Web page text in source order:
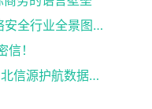
持续多年登榜安全牛《中国网络安全行业全景图》 北信源46项细分领域覆盖领先
！
“数据要素X”三年行动计划发布 北信源护航数据要素安全